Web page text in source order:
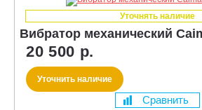
Уточнять наличие
Вибратор механический
20 500 р.
Уточнить наличие
Сравнить